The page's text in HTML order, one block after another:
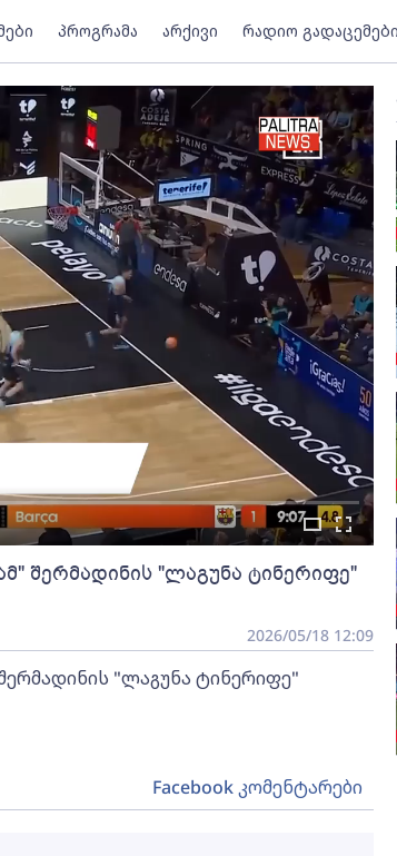
პროგრამა არქივი რადიო გადაცემები
შერმადინის "ლაგუნა ტინერიფე"
2026/05/18 12:09
"ლაგუნა ტინერიფე"
Facebook კომენტარები